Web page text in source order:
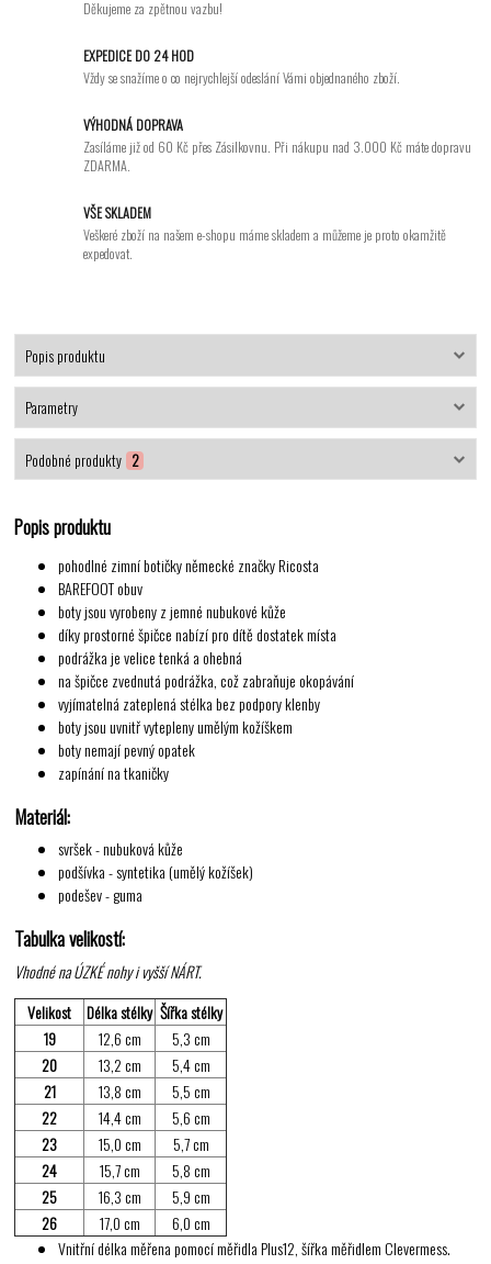
Děkujeme za zpětnou vazbu!
EXPEDICE DO 24 HOD
Vždy se snažíme o co nejrychlejší odeslání Vámi objednaného zboží.
VÝHODNÁ DOPRAVA
Zasíláme již od 60 Kč přes Zásilkovnu. Při nákupu nad 3.000 Kč máte dopravu
ZDARMA.
VŠE SKLADEM
Veškeré zboží na našem e-shopu máme skladem a můžeme je proto okamžitě
expedovat.
Popis produktu
Parametry
Podobné produkty 2
Popis produktu
pohodlné zimní botičky německé značky Ricosta
BAREFOOT obuv
boty jsou vyrobeny zjemné nubukové kůže
díky prostorné špičce nabízí pro dítě dostatek místa
podrážka je velice tenká a ohebná
na špičce zvednutá podrážka, což zabraňuje okopávání
vyjímatelná zateplená stélka bez podpory klenby
boty jsou uvnitř vytepleny umělým kožíškem
boty nemají pevný opatek
zapínání na tkaničky
Materiál:
svršek - nubuková kůže
podšívka - syntetika (umělý kožíšek)
podešev - guma
Tabulka velikostí:
Vhodné na ÚZKÉ nohy i vyšší NÁRT.
Velikost
Délka stélky Šířka stélky
19
12,6 cm
5,3 cm
20
13,2 cm
5,4 cm
21
13,8 cm
5,5 cm
22
14,4 cm
5,6 cm
23
15,0 cm
5,7 cm
24
15,7 cm
5,8 cm
25
16,3 cm
5,9 cm
26
17,0 cm
6,0 cm
Vnitřní délka měřena pomocí měřidla Plus12, šířka měřidlem Clevermess.